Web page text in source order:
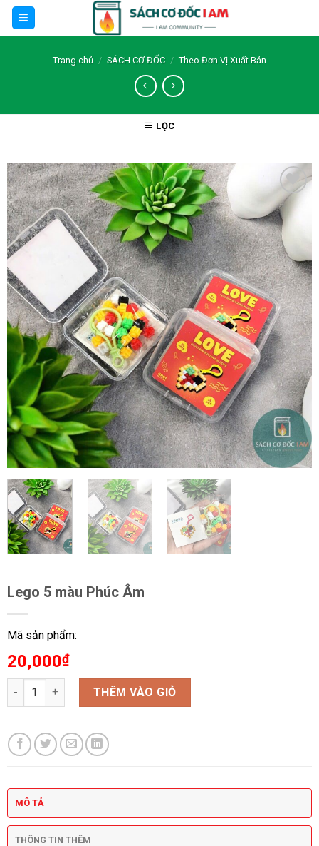
Skip
Trang chủ / SÁCH CƠ ĐỐC / Theo Đơn Vị Xuất Bản
LỌC
Thêm wishlist
Lego 5 màu Phúc Âm
Mã sản phẩm:
20,000₫
Lego 5 màu Phúc Âm số lượng
THÊM VÀO GIỎ
MÔ TẢ
THÔNG TIN THÊM